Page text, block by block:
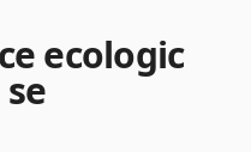
ecologic